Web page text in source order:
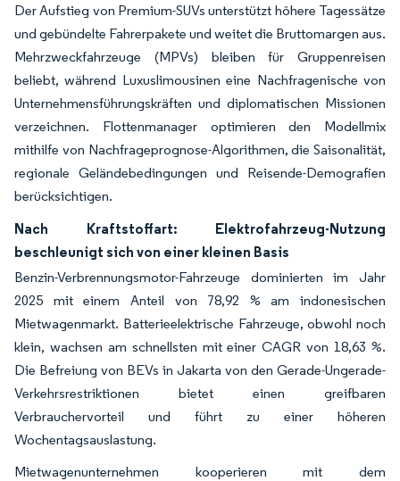
Der Aufstieg von Premium-SUVs unterstützt höhere Tagessätze
und gebündelte Fahrerpakete und weitet die Bruttomargen aus.
Mehrzweckfahrzeuge (MPVs) bleiben für Gruppenreisen
beliebt, während Luxuslimousinen eine Nachfragenische von
Unternehmensführungskräften und diplomatischen Missionen
verzeichnen. Flottenmanager optimieren den Modellmix
mithilfe von Nachfrageprognose-Algorithmen, die Saisonalität,
regionale Geländebedingungen und Reisende-Demografien
berücksichtigen.
Nach Kraftstoffart: Elektrofahrzeug-Nutzung
beschleunigt sich von einer kleinen Basis
Benzin-Verbrennungsmotor-Fahrzeuge dominierten im Jahr
2025 mit einem Anteil von 78,92 % am indonesischen
Mietwagenmarkt. Batterieelektrische Fahrzeuge, obwohl noch
klein, wachsen am schnellsten mit einer CAGR von 18,63 %.
Die Befreiung von BEVs in Jakarta von den Gerade-Ungerade-
Verkehrsrestriktionen bietet einen greifbaren
Verbrauchervorteil und führt zu einer höheren
Wochentagsauslastung.
Mietwagenunternehmen kooperieren mit dem